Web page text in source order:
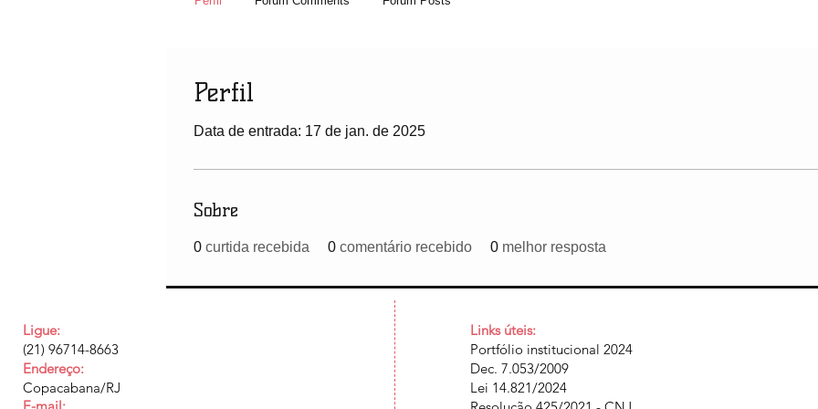
Perfil
Data de entrada: 17 de jan. de 2025
Sobre
0 curtida recebida 0 comentário recebido 0 melhor resposta
Ligue:
(21) 96714-8663
Endereço:
Copacabana/RJ
Links úteis:
Portfólio institucional 2024
Dec. 7.053/2009
Lei 14.821/2024